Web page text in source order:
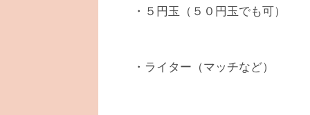
・５円玉（５０円玉でも可）
・ライター（マッチなど）